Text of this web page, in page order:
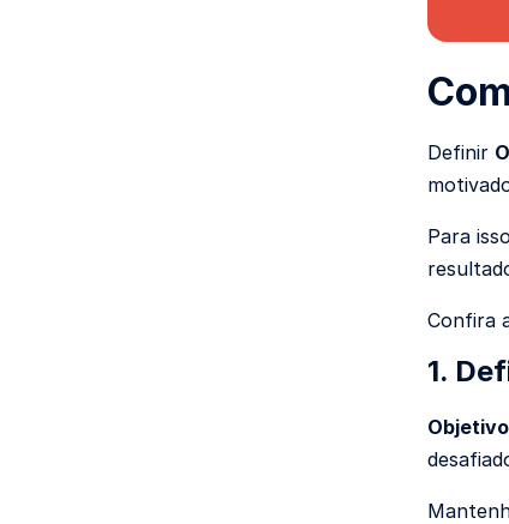
Definir
Para
Confira
1.